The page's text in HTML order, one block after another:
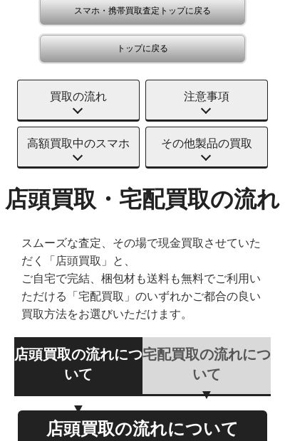
スマホ・携帯買取査定トップに戻る
トップに戻る
買取の流れ 注意事項
高額買取中のスマホ その他製品の買取
店頭買取・宅配買取の流れ
スムーズな査定、その場で現金買取させていた
だく「店頭買取」と、
ご自宅で完結、梱包材も送料も無料でご利用い
ただける「宅配買取」のいずれかご都合の良い
買取方法をお選びいただけます。
店頭買取の流れにつ
いて
宅配買取の流れにつ
いて
店頭買取の流れについて